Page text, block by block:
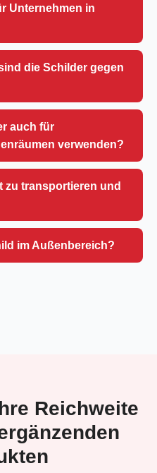
Unternehmen in
die Schilder gegen
auch für
verwenden?
zu transportieren und
im Außenbereich?
Reichweite